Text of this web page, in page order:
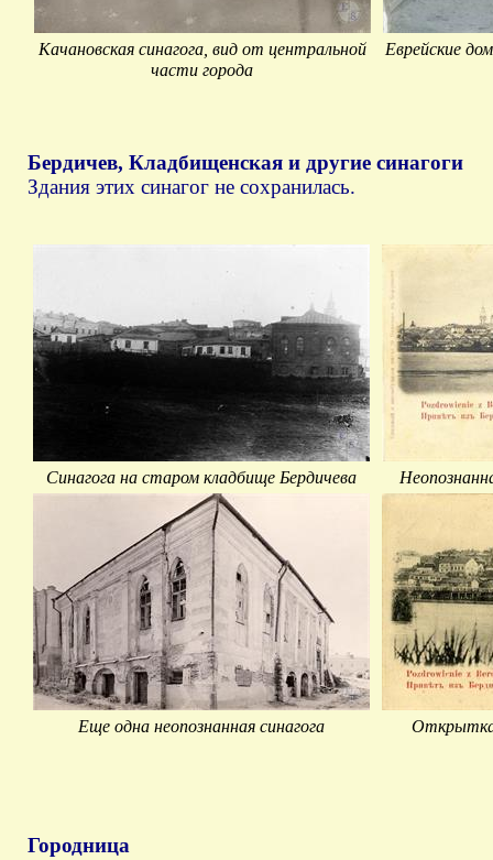
Качановская синагога, вид от центральной
части города
Еврейские
Бердичев, Кладбищенская и другие синагоги
Здания этих синагог не сохранилась.
Синагога на старом кладбище Бердичева
Еще одна неопознанная синагога Открытка
Городница